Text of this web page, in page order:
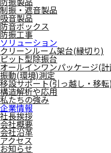
制振・遮音製品
吸音製品
防音ボックス
防振工事
ソリューション
クリーンルーム架台(縁切り)
ピット型除振台
オールインワンパッケージ(
振動(環境)測定
移設サポート(引っ越し・移
構造解析や応用
私たちの強み
企業情報
社長挨拶
会社概要
会社沿革
アクセス
お知らせ